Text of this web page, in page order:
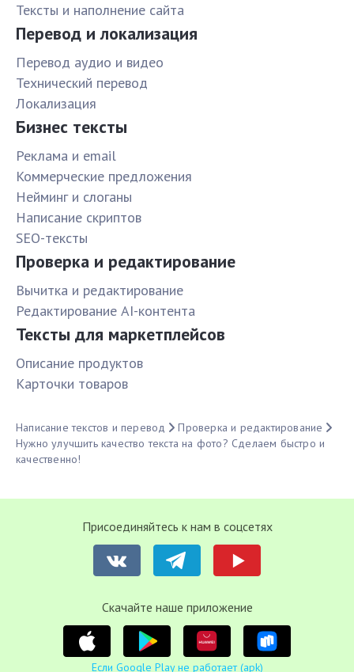
Тексты и наполнение сайта
Перевод и локализация
Перевод аудио и видео
Технический перевод
Локализация
Бизнес тексты
Реклама и email
Коммерческие предложения
Нейминг и слоганы
Написание скриптов
SEO-тексты
Проверка и редактирование
Вычитка и редактирование
Редактирование AI-контента
Тексты для маркетплейсов
Описание продуктов
Карточки товаров
Написание текстов и перевод
Проверка и редактирование
Нужно улучшить качество текста на фото? Сделаем быстро и
качественно!
Присоединяйтесь к нам в соцсетях
Cкачайте наше приложение
Если Google Play не работает (apk)